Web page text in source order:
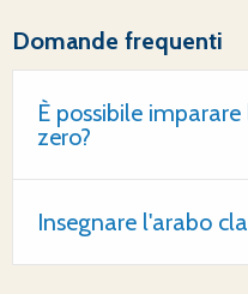
Domande frequenti
È possibile
zero?
Insegnare l'arabo